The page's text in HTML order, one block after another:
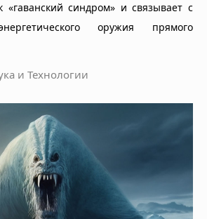
«гаванский синдром» и связывает с
оружия прямого
и Технологии